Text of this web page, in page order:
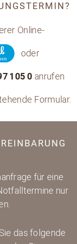
Online-
oder
105 0 anrufen
Formular.
für eine
nur
das folgende